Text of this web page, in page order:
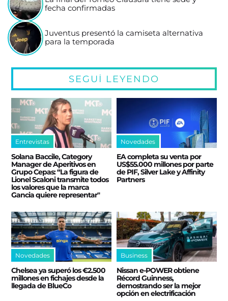
fecha confirmadas
Juventus presentó la camiseta alternativa
para la temporada
SEGUÍ LEYENDO
Entrevistas
Solana Baccile, Category
Manager de Aperitivos en
Grupo Cepas: “La figura de
Lionel Scaloni transmite todos
los valores que la marca
Gancia quiere representar"
Novedades
EA completa su venta por
US$55.000 millones por parte
de PIF, Silver Lake y Affinity
Partners
Novedades
Chelsea ya superó los €2.500
millones en fichajes desde la
llegada de BlueCo
Business
Nissan e‑POWER obtiene
Récord Guinness,
demostrando ser la mejor
opción en electrificación